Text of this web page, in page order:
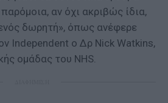
αν όχι ακριβώς ίδια,
δωρητή», όπως ανέφερε
Independent ο Δρ Nick Watkins,
ομάδας του NHS.